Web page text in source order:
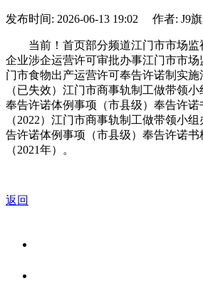
发布时间: 2026-06-13 19:02 作者: J9
当前！首页部分频道江门市市场监
企业涉企运营许可审批办事江门市市
门市食物出产运营许可奉告许诺制实
（已失效）江门市商事轨制工做带领
奉告许诺体例事项（市县级）奉告许
（2022）江门市商事轨制工做带领小
告许诺体例事项（市县级）奉告许诺
（2021年）。
返回